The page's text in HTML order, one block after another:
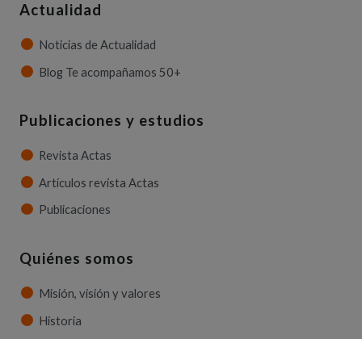
Actualidad
Noticias de Actualidad
Blog Te acompañamos 50+
Publicaciones y estudios
Revista Actas
Artículos revista Actas
Publicaciones
Quiénes somos
Misión, visión y valores
Historia